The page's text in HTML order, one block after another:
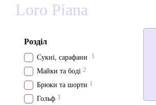
Loro Piana
Розділ
Сукні, сарафани 1
Майки та боді 2
Брюки та шорти 1
Гольф 3